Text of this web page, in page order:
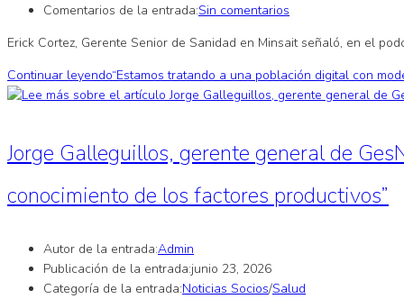
Comentarios de la entrada:Sin comentarios
Erick Cortez, Gerente Senior de Sanidad en Minsait señaló, en el
Continuar leyendo“Estamos tratando a una población digital con
Jorge Galleguillos, gerente general de
conocimiento de los factores productivos”
Autor de la entrada:Admin
Publicación de la entrada:junio 23, 2026
Categoría de la entrada:Noticias Socios/Salud